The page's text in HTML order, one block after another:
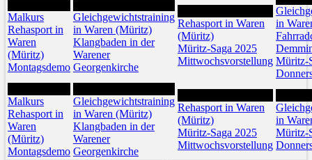
Malkurs
Rehasport in
Waren
(Müritz)
Montagsdemo
Gleichgewichtstraining
in Waren (Müritz)
Klangbaden in der
Warener
Georgenkirche
Rehasport in Waren
(Müritz)
Müritz-Saga 2025
Mittwochsvorstellung
in
Müritz-
Malkurs
Rehasport in
Waren
(Müritz)
Montagsdemo
Gleichgewichtstraining
in Waren (Müritz)
Klangbaden in der
Warener
Georgenkirche
Rehasport in Waren
(Müritz)
Müritz-Saga 2025
Mittwochsvorstellung
in
Müritz-